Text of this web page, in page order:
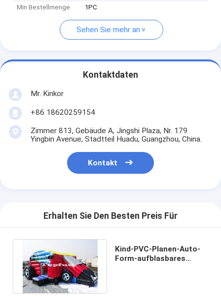
Min Bestellmenge
1PC
Sehen Sie mehr an
Kontaktdaten
Mr. Kinkor
+86 18620259154
Zimmer 813, Gebäude A, Jingshi Plaza, Nr. 179
Yingbin Avenue, Stadtteil Huadu, Guangzhou, China.
Kontakt
Erhalten Sie Den Besten Preis Für
Kind-PVC-Planen-Auto-
Form-aufblasbares